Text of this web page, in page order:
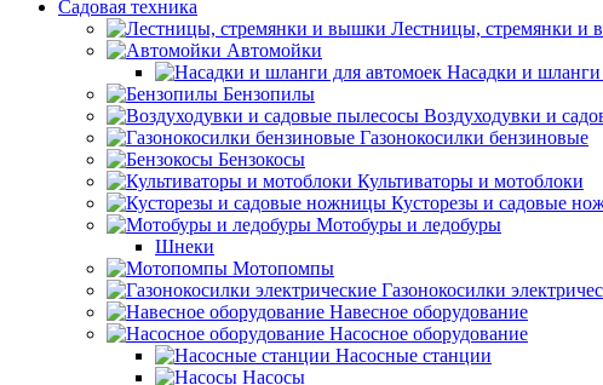
Садовая техника
Лестницы, стремянки и
Автомойки
Насадки и шланги
Бензопилы
Воздуходувки и
Газонокосилки бензиновые
Бензокосы
Культиваторы и мотоблоки
Кусторезы и садовые
Мотобуры и ледобуры
Шнеки
Мотопомпы
Газонокосилки
Навесное оборудование
Насосное оборудование
Насосные станции
Насосы